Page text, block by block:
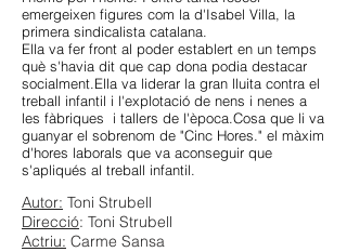
emergeixen figures com la d'Isabel Villa, la
primera sindicalista catalana.
Ella va fer front al poder establert en un temps
què s'havia dit que cap dona podia destacar
socialment.Ella va liderar la gran lluita contra el
treball infantil i l'explotació de nens i nenes a
les fàbriques i tallers de l'època.Cosa que li va
guanyar el sobrenom de "Cinc Hores." el màxim
d'hores laborals que va aconseguir que
s'apliqués al treball infantil.
Autor: Toni Strubell
Direcció: Toni Strubell
Actriu: Carme Sansa